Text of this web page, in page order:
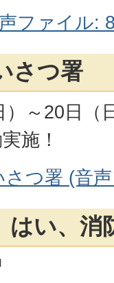
ファイル:
さつ署
）～20日（
施！
つ署 (音
い、消